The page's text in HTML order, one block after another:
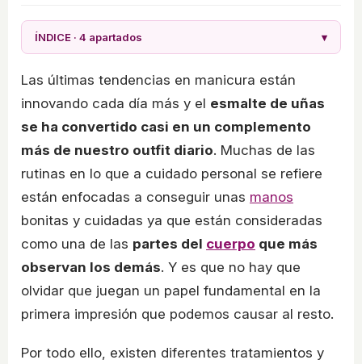
ÍNDICE · 4 apartados ▾
Las últimas tendencias en manicura están
innovando cada día más y el esmalte de uñas
se ha convertido casi en un complemento
más de nuestro outfit diario. Muchas de las
rutinas en lo que a cuidado personal se refiere
están enfocadas a conseguir unas manos
bonitas y cuidadas ya que están consideradas
como una de las partes del cuerpo que más
observan los demás. Y es que no hay que
olvidar que juegan un papel fundamental en la
primera impresión que podemos causar al resto.
Por todo ello, existen diferentes tratamientos y